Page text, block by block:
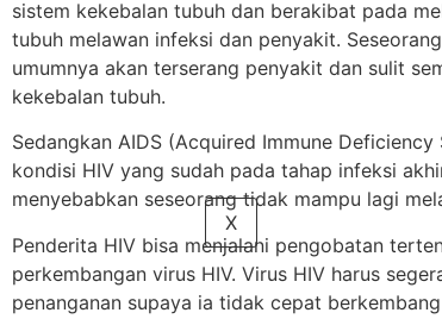
X
sistem kekebalan tubuh dan berakibat pada
tubuh melawan infeksi dan penyakit.
umumnya akan terserang penyakit dan sulit
kekebalan tubuh.
Sedangkan AIDS (Acquired Immune
kondisi HIV yang sudah pada tahap infeksi
menyebabkan seseorang tidak mampu lagi
Penderita HIV bisa menjalani pengobatan
perkembangan virus HIV. Virus HIV harus
penanganan supaya ia tidak cepat